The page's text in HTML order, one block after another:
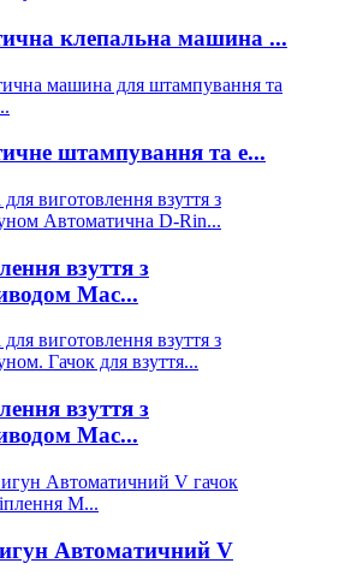
клепальна машина ...
штампування та е...
взуття з
Mac...
взуття з
Mac...
Автоматичний V